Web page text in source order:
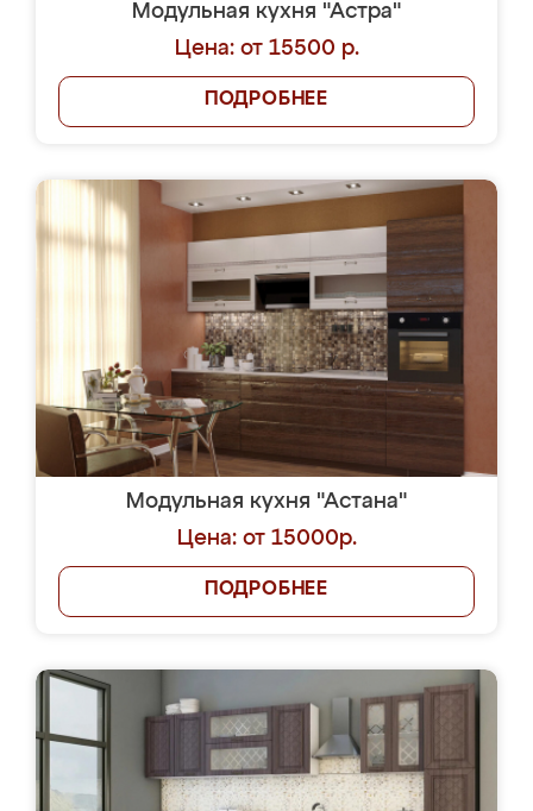
Модульная кухня "Астра"
Цена: от 15500 р.
ПОДРОБНЕЕ
Модульная кухня "Астана"
Цена: от 15000р.
ПОДРОБНЕЕ